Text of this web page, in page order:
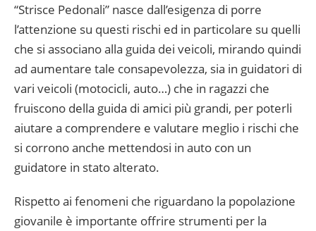
“Strisce Pedonali” nasce dall’esigenza di porre
l’attenzione su questi rischi ed in particolare su quelli
che si associano alla guida dei veicoli, mirando quindi
ad aumentare tale consapevolezza, sia in guidatori di
vari veicoli (motocicli, auto…) che in ragazzi che
fruiscono della guida di amici più grandi, per poterli
aiutare a comprendere e valutare meglio i rischi che
si corrono anche mettendosi in auto con un
guidatore in stato alterato.
Rispetto ai fenomeni che riguardano la popolazione
giovanile è importante offrire strumenti per la